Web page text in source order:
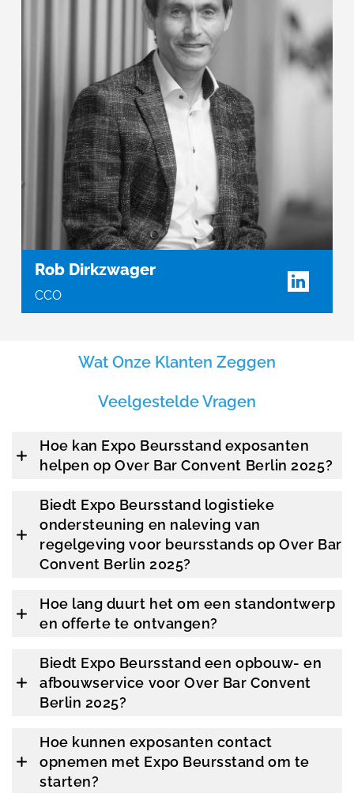
Rob Dirkzwager
CCO
Wat Onze Klanten Zeggen
Veelgestelde Vragen
Hoe kan Expo Beursstand exposanten
helpen op Over Bar Convent Berlin 2025?
Biedt Expo Beursstand logistieke
ondersteuning en naleving van
regelgeving voor beursstands op Over Bar
Convent Berlin 2025?
Hoe lang duurt het om een standontwerp
en offerte te ontvangen?
Biedt Expo Beursstand een opbouw- en
afbouwservice voor Over Bar Convent
Berlin 2025?
Hoe kunnen exposanten contact
opnemen met Expo Beursstand om te
starten?